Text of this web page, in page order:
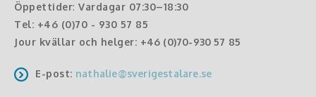
Öppettider: Vardagar 07:30–18:30
Tel: +46 (0)70 - 930 57 85
Jour kvällar och helger: +46 (0)70-930 57 85
E-post: nathalie@sverigestalare.se